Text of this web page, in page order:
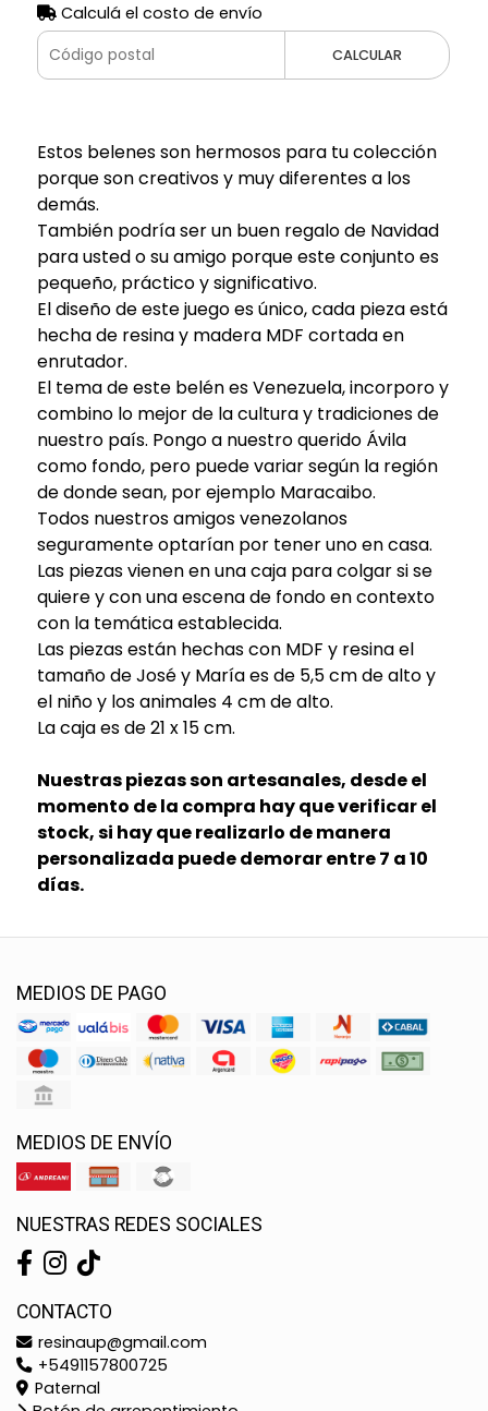
Calculá el costo de envío
CALCULAR
Estos belenes son hermosos para tu colección
porque son creativos y muy diferentes a los
demás.
También podría ser un buen regalo de Navidad
para usted o su amigo porque este conjunto es
pequeño, práctico y significativo.
El diseño de este juego es único, cada pieza está
hecha de resina y madera MDF cortada en
enrutador.
El tema de este belén es Venezuela, incorporo y
combino lo mejor de la cultura y tradiciones de
nuestro país. Pongo a nuestro querido Ávila
como fondo, pero puede variar según la región
de donde sean, por ejemplo Maracaibo.
Todos nuestros amigos venezolanos
seguramente optarían por tener uno en casa.
Las piezas vienen en una caja para colgar si se
quiere y con una escena de fondo en contexto
con la temática establecida.
Las piezas están hechas con MDF y resina el
tamaño de José y María es de 5,5 cm de alto y
el niño y los animales 4 cm de alto.
La caja es de 21 x 15 cm.
Nuestras piezas son artesanales, desde el
momento de la compra hay que verificar el
stock, si hay que realizarlo de manera
personalizada puede demorar entre 7 a 10
días.
MEDIOS DE PAGO
MEDIOS DE ENVÍO
NUESTRAS REDES SOCIALES
CONTACTO
resinaup@gmail.com
+5491157800725
Paternal